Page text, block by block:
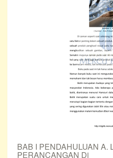
BAB I PENDAHULUAN A.
PERANCANGAN Di